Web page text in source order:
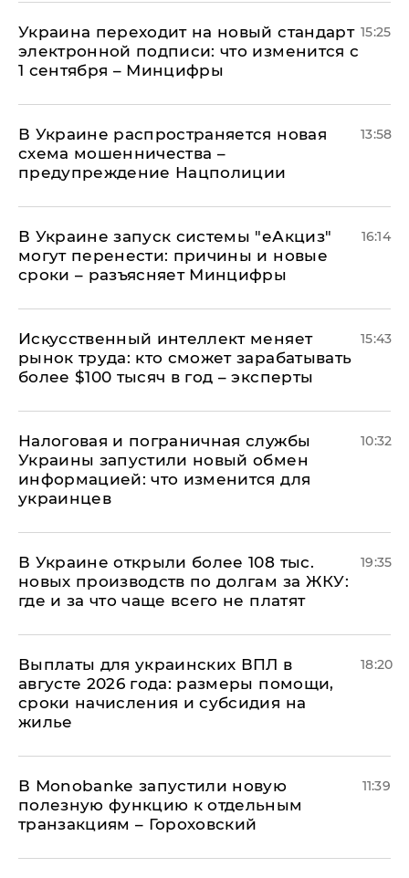
Украина переходит на новый стандарт
электронной подписи: что изменится с
1 сентября – Минцифры
15:25
В Украине распространяется новая
схема мошенничества –
предупреждение Нацполиции
13:58
В Украине запуск системы "еАкциз"
могут перенести: причины и новые
сроки – разъясняет Минцифры
16:14
Искусственный интеллект меняет
рынок труда: кто сможет зарабатывать
более $100 тысяч в год – эксперты
15:43
Налоговая и пограничная службы
Украины запустили новый обмен
информацией: что изменится для
украинцев
10:32
В Украине открыли более 108 тыс.
новых производств по долгам за ЖКУ:
где и за что чаще всего не платят
19:35
Выплаты для украинских ВПЛ в
августе 2026 года: размеры помощи,
сроки начисления и субсидия на
жилье
18:20
В Мonobankе запустили новую
полезную функцию к отдельным
транзакциям – Гороховский
11:39